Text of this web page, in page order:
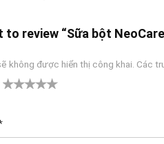
to review “Sữa bột
không được hiển thị công khai. Các
ê
5